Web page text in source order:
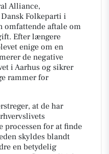
Alliance,
Folkeparti i
omfattende aftale om
Efter længere
enige om en
de negative
i Aarhus og sikrer
rammer for
at de har
processen for at finde
skyldes blandt
en betydelig